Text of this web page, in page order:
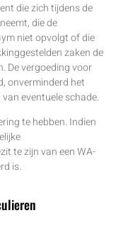
die zich tijdens de
die de
niet opvolgt of die
zaken de
De vergoeding voor
onverminderd het
eventuele schade.
te hebben. Indien
te zijn van een WA-
is.